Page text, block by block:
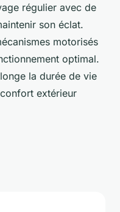
régulier avec de
son éclat.
motorisés
optimal.
la durée de vie
extérieur